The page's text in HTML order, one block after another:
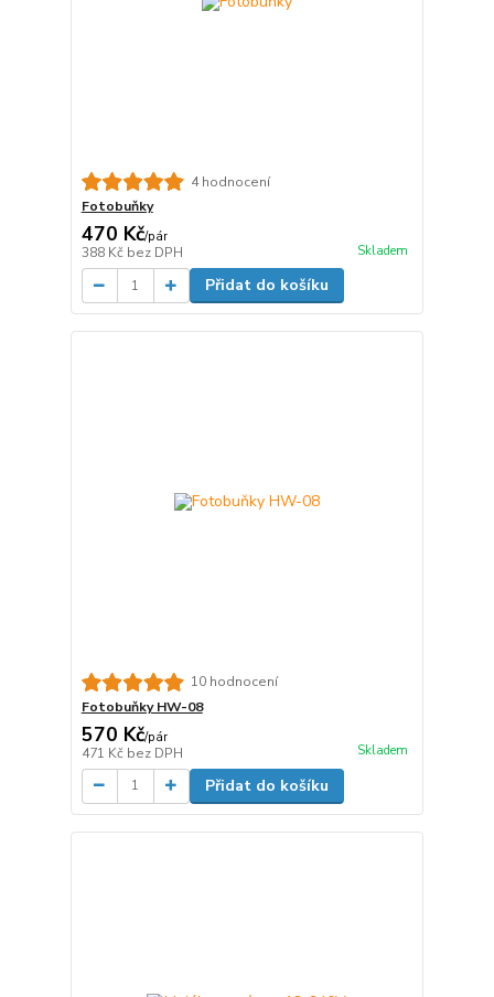
4 hodnocení
Fotobuňky
470 Kč/pár
388 Kč bez DPH Skladem
Přidat do košíku
10 hodnocení
Fotobuňky HW-08
570 Kč/pár
471 Kč bez DPH Skladem
Přidat do košíku